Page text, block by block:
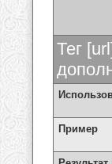
Тег
Пример